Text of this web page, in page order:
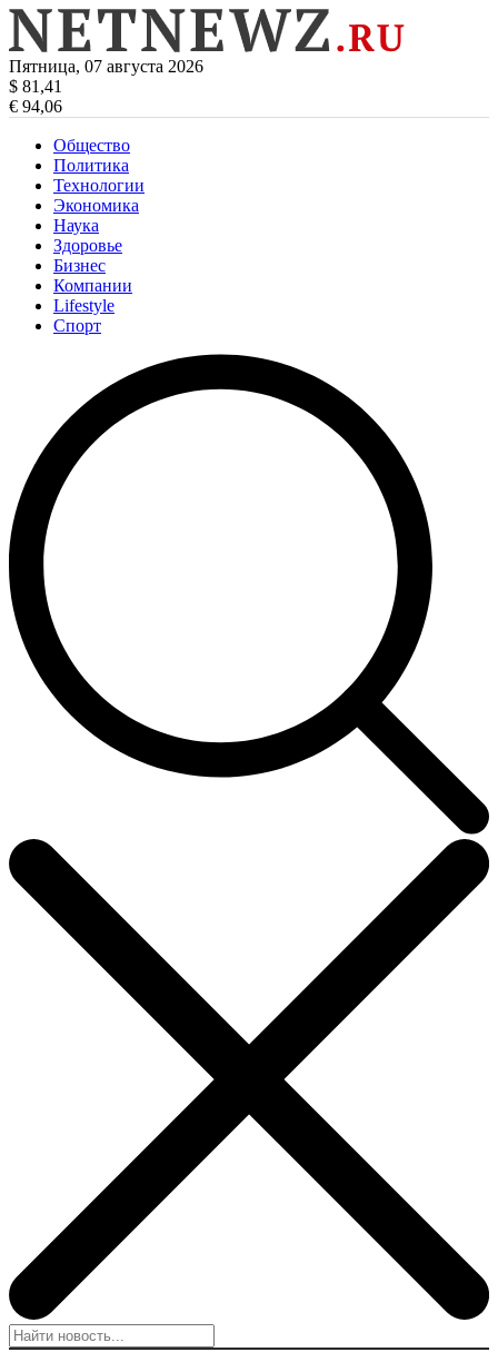
Пятница, 07 августа 2026
$ 81,41
€ 94,06
Общество
Политика
Технологии
Экономика
Наука
Здоровье
Бизнес
Компании
Lifestyle
Спорт